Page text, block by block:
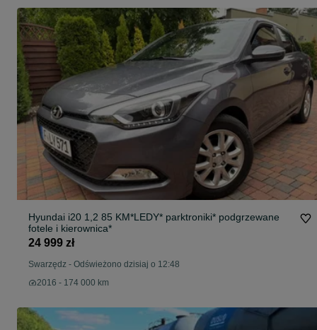
Hyundai i20 1,2 85 KM*LEDY* parktroniki* podgrzewane
fotele i kierownica*
24 999 zł
Swarzędz - Odświeżono dzisiaj o 12:48
2016 - 174 000 km